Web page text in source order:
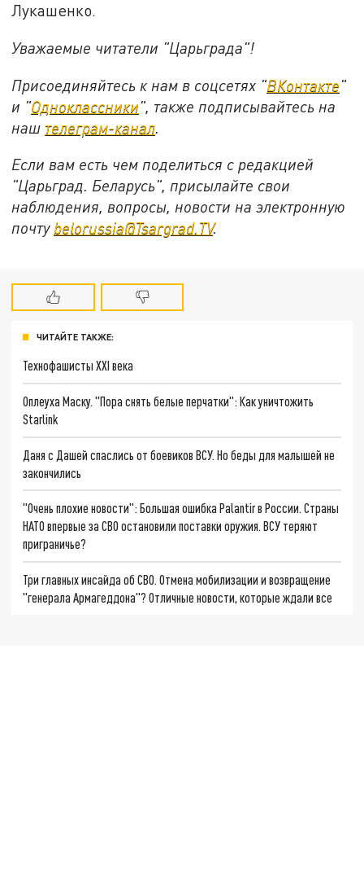
Лукашенко.
Уважаемые читатели "Царьграда"!
Присоединяйтесь к нам в соцсетях "ВКонтакте"
и "Одноклассники", также подписывайтесь на
наш телеграм-канал.
Если вам есть чем поделиться с редакцией
"Царьград. Беларусь", присылайте свои
наблюдения, вопросы, новости на электронную
почту belorussia@Tsargrad.TV.
ЧИТАЙТЕ ТАКЖЕ:
Технофашисты XXI века
Оплеуха Маску. "Пора снять белые перчатки": Как уничтожить
Starlink
Даня с Дашей спаслись от боевиков ВСУ. Но беды для малышей не
закончились
"Очень плохие новости": Большая ошибка Palantir в России. Страны
НАТО впервые за СВО остановили поставки оружия. ВСУ теряют
приграничье?
Три главных инсайда об СВО. Отмена мобилизации и возвращение
"генерала Армагеддона"? Отличные новости, которые ждали все